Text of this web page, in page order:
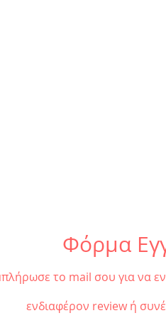
Φόρμα
το mail σου για να
ενδιαφέρον review ή